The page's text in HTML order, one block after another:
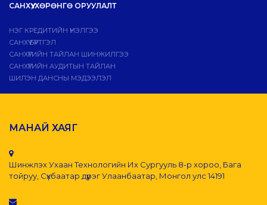
САНХҮҮ, ХӨРӨНГӨ ОРУУЛАЛТ
НЭГ КРЕДИТИЙН ҮНЭЛГЭЭ
САНХҮҮ БҮРТГЭЛ
САНХҮҮГИЙН ТАЙЛАН ШИНЖИЛГЭЭ
САНХҮҮГИЙН АУДИТЫН ТАЙЛАН
ШИЛЭН ДАНСНЫ МЭДЭЭЛЭЛ
МАНАЙ ХАЯГ
Шинжлэх Ухаан Технологийн Их Сургууль 8-р хороо, Бага
тойруу, Сүхбаатар дүүрэг Улаанбаатар, Монгол улс 14191